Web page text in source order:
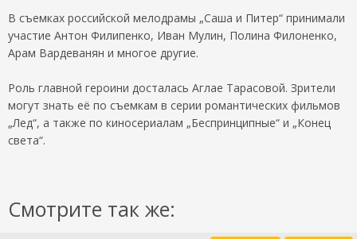
В съемках российской мелодрамы „Саша и Питер“ принимали
участие Антон Филипенко, Иван Мулин, Полина Филоненко,
Арам Вардеванян и многое другие.
Роль главной героини досталась Аглае Тарасовой. Зрители
могут знать её по съемкам в серии романтических фильмов
„Лед“, а также по киносериалам „Беспринципные“ и „Конец
света“.
Смотрите так же: